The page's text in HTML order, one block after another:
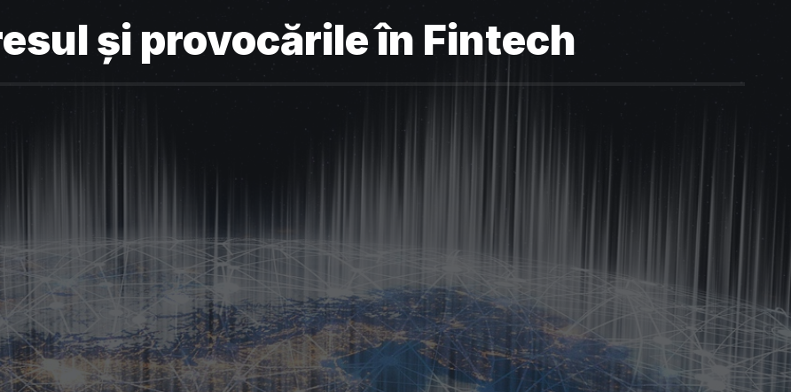
și provocările în Fintech